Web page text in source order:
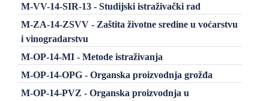
M-VV-14-SIR-13 - Studijski istraživački rad
M-ZA-14-ZSVV - Zaštita životne sredine u voćarstvu
i vinogradarstvu
M-OP-14-MI - Metode istraživanja
M-OP-14-OPG - Organska proizvodnja grožđa
M-OP-14-PVZ - Organska proizvodnja u